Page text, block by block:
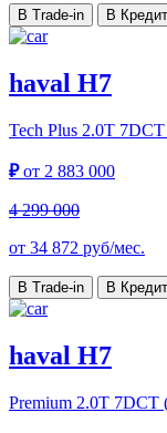
В Trade-in В Кредит
haval H7
Tech Plus 2.0T
₽от 2 883 000
4 299 000
от 34 872 руб/мес.
В Trade-in В Кредит
haval H7
Premium 2.0T 7DCT